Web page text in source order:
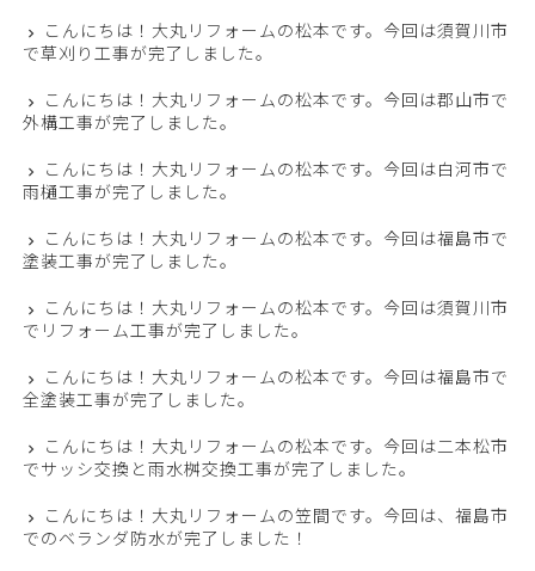
こんにちは！大丸リフォームの松本です。今回は須賀川市
で草刈り工事が完了しました。
こんにちは！大丸リフォームの松本です。今回は郡山市で
外構工事が完了しました。
こんにちは！大丸リフォームの松本です。今回は白河市で
雨樋工事が完了しました。
こんにちは！大丸リフォームの松本です。今回は福島市で
塗装工事が完了しました。
こんにちは！大丸リフォームの松本です。今回は須賀川市
でリフォーム工事が完了しました。
こんにちは！大丸リフォームの松本です。今回は福島市で
全塗装工事が完了しました。
こんにちは！大丸リフォームの松本です。今回は二本松市
でサッシ交換と雨水桝交換工事が完了しました。
こんにちは！大丸リフォームの笠間です。今回は、福島市
でのベランダ防水が完了しました！